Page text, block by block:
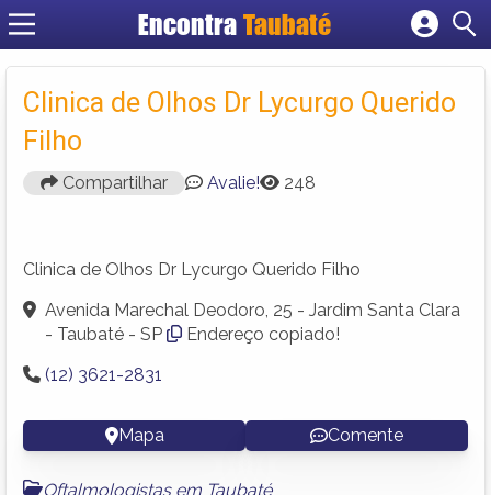
EncontraTaubaté
Cadastrar empresa
Criar conta
Clinica de Olhos Dr Lycurgo Querido
Filho
Compartilhar Avalie! 248
Clinica de Olhos Dr Lycurgo Querido Filho
Avenida Marechal Deodoro, 25 - Jardim Santa Clara
- Taubaté - SP
Endereço copiado!
(12) 3621-2831
Mapa Comente
Oftalmologistas em Taubaté